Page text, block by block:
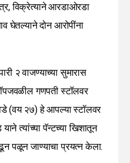
विक्रेत्याने आरडाओरडा
घेतल्याने दोन आरोपींना
२ वाजण्याच्या सुमारास
गणपती स्टॉलवर
(वय २७) हे आपल्या स्टॉलवर
त्यांच्या पॅन्टच्या खिशातून
पळून जाण्याचा प्रयत्न केला.